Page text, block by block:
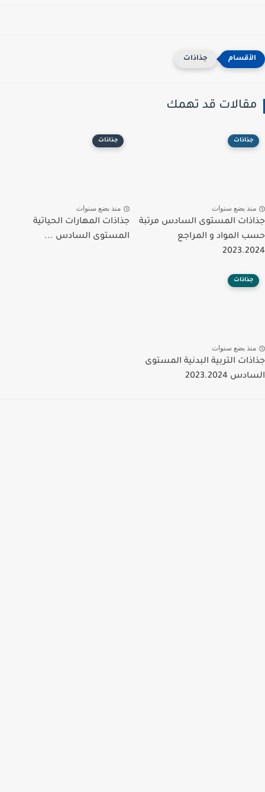
جذاذات
مقالات قد تهمك
جذاذات
منذ بضع سنوات
جذاذات المستوى السادس مرتبة
حسب المواد و المراجع
2023.2024
جذاذات
منذ بضع سنوات
جذاذات المهارات الحياتية
المستوى السادس ...
جذاذات
منذ بضع سنوات
جذاذات التربية البدنية المستوى
السادس 2023.2024